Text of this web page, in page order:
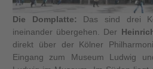
Die Domplatte:
Das sind drei
ineinander übergehen. Der
direkt über der Kölner
Eingang zum Museum Ludwig